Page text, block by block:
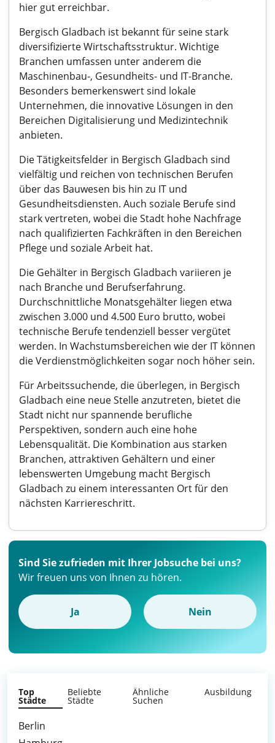
hier gut erreichbar.
Bergisch Gladbach ist bekannt für seine stark
diversifizierte Wirtschaftsstruktur. Wichtige
Branchen umfassen unter anderem die
Maschinenbau-, Gesundheits- und IT-Branche.
Besonders bemerkenswert sind lokale
Unternehmen, die innovative Lösungen in den
Bereichen Digitalisierung und Medizintechnik
anbieten.
Die Tätigkeitsfelder in Bergisch Gladbach sind
vielfältig und reichen von technischen Berufen
über das Bauwesen bis hin zu IT und
Gesundheitsdiensten. Auch soziale Berufe sind
stark vertreten, wobei die Stadt hohe Nachfrage
nach qualifizierten Fachkräften in den Bereichen
Pflege und soziale Arbeit hat.
Die Gehälter in Bergisch Gladbach variieren je
nach Branche und Berufserfahrung.
Durchschnittliche Monatsgehälter liegen etwa
zwischen 3.000 und 4.500 Euro brutto, wobei
technische Berufe tendenziell besser vergütet
werden. In Wachstumsbereichen wie der IT können
die Verdienstmöglichkeiten sogar noch höher sein.
Für Arbeitssuchende, die überlegen, in Bergisch
Gladbach eine neue Stelle anzutreten, bietet die
Stadt nicht nur spannende berufliche
Perspektiven, sondern auch eine hohe
Lebensqualität. Die Kombination aus starken
Branchen, attraktiven Gehältern und einer
lebenswerten Umgebung macht Bergisch
Gladbach zu einem interessanten Ort für den
nächsten Karriereschritt.
Sind Sie zufrieden mit Ihrer Jobsuche bei uns?
Wir freuen uns von Ihnen zu hören.
Ja Nein
Top
Städte
Beliebte
Städte
Ähnliche
Suchen
Ausbildung
Berlin